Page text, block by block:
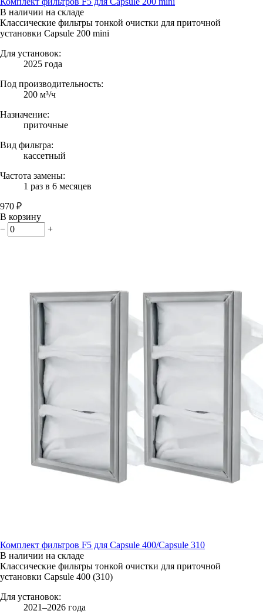
В наличии на складе
Классические фильтры тонкой очистки для приточной
установки Capsule 200 mini
Для установок:
2025 года
Под производительность:
200 м³/ч
Назначение:
приточные
Вид фильтра:
кассетный
Частота замены:
1 раз в 6 месяцев
970 ₽
В корзину
−
+
Комплект фильтров F5 для Capsule 400/Capsule 310
В наличии на складе
Классические фильтры тонкой очистки для приточной
установки Capsule 400 (310)
Для установок:
2021–2026 года